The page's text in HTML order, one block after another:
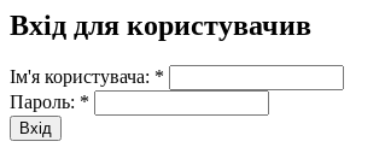
Вхід для користувачив
Ім'я користувача: *
Пароль: *